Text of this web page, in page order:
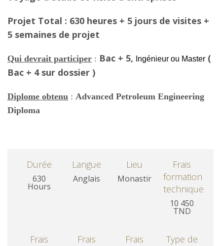
Projet Total : 630 heures + 5 jours de visites +
5 semaines de projet
Qui devrait participer : Bac + 5, Ingénieur ou Master (
Bac + 4 sur dossier )
Diplome obtenu : Advanced Petroleum Engineering
Diploma
Durée
630
Hours
Langue
Anglais
Lieu
Monastir
Frais
formation
technique
10 450
TND
Frais
Frais
Frais
Type de